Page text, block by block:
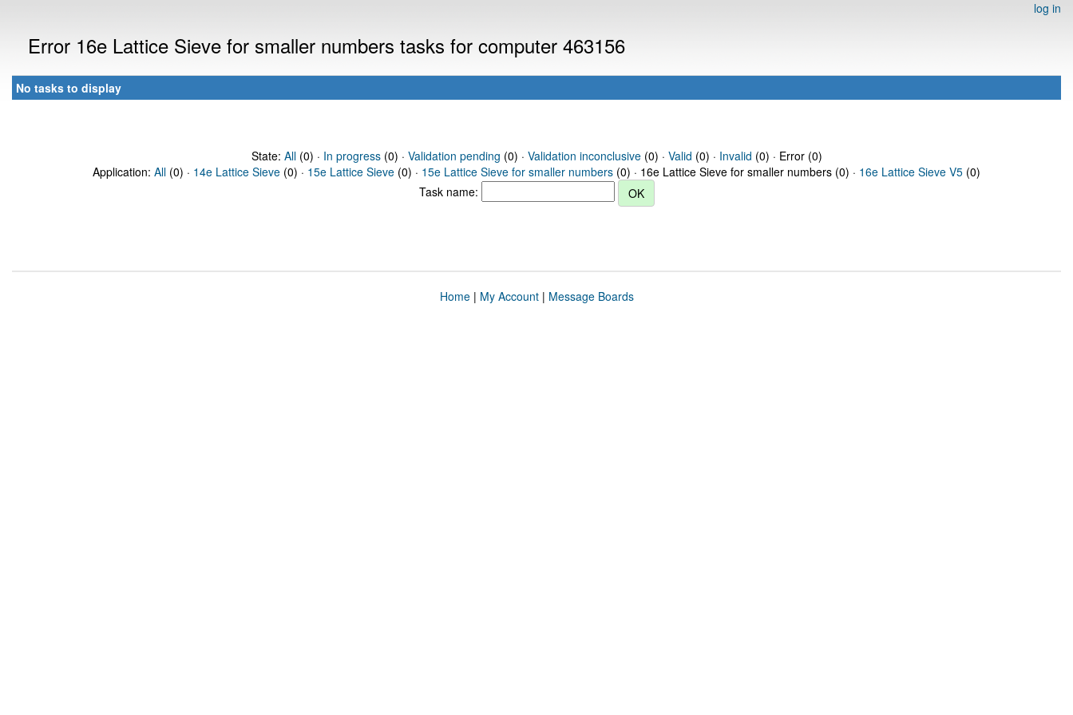
log in
Error 16e Lattice Sieve for smaller numbers tasks for computer 463156
No tasks to display
State: All(0) · In progress(0) · Validation pending (0) · Validation inconclusive(0) · Valid (0) · Invalid (0) · Error (0)
Application: All (0) · 14e Lattice Sieve (0) · 15e Lattice Sieve (0) · 15e Lattice Sieve for smaller numbers (0) · 16e Lattice Sieve for smaller numbers (0) · 16e Lattice Sieve V5 (0)
Task name:
Home| My Account| Message Boards